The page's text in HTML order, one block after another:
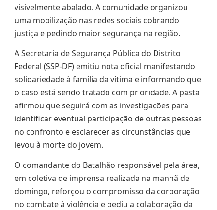
visivelmente abalado. A comunidade organizou
uma mobilização nas redes sociais cobrando
justiça e pedindo maior segurança na região.
A Secretaria de Segurança Pública do Distrito
Federal (SSP-DF) emitiu nota oficial manifestando
solidariedade à família da vítima e informando que
o caso está sendo tratado com prioridade. A pasta
afirmou que seguirá com as investigações para
identificar eventual participação de outras pessoas
no confronto e esclarecer as circunstâncias que
levou à morte do jovem.
O comandante do Batalhão responsável pela área,
em coletiva de imprensa realizada na manhã de
domingo, reforçou o compromisso da corporação
no combate à violência e pediu a colaboração da